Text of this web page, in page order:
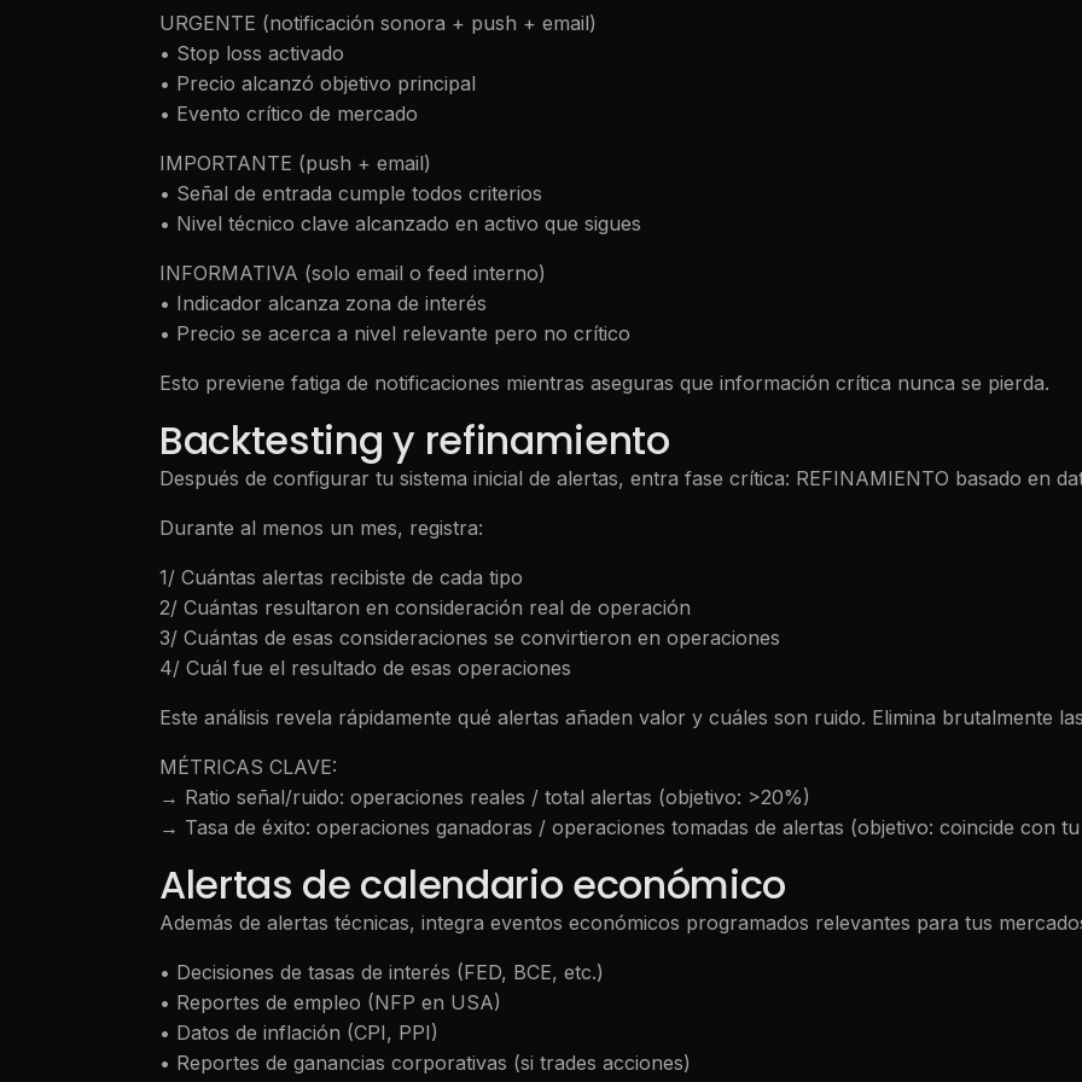
URGENTE (notificación sonora + push + email)
• Stop loss activado
• Precio alcanzó objetivo principal
• Evento crítico de mercado
IMPORTANTE (push + email)
• Señal de entrada cumple todos criterios
• Nivel técnico clave alcanzado en activo que sigues
INFORMATIVA (solo email o feed interno)
• Indicador alcanza zona de interés
• Precio se acerca a nivel relevante pero no crítico
Esto previene fatiga de notificaciones mientras aseguras que información crítica nunca se pierda.
Backtesting y refinamiento
Después de configurar tu sistema inicial de alertas, entra fase crítica: REFINAMIENTO basado en
Durante al menos un mes, registra:
1/ Cuántas alertas recibiste de cada tipo
2/ Cuántas resultaron en consideración real de operación
3/ Cuántas de esas consideraciones se convirtieron en operaciones
4/ Cuál fue el resultado de esas operaciones
Este análisis revela rápidamente qué alertas añaden valor y cuáles son ruido. Elimina brutalmente
MÉTRICAS CLAVE:
→ Ratio señal/ruido: operaciones reales / total alertas (objetivo: >20%)
→ Tasa de éxito: operaciones ganadoras / operaciones tomadas de alertas (objetivo: coincide con
Alertas de calendario económico
Además de alertas técnicas, integra eventos económicos programados relevantes para tus
• Decisiones de tasas de interés (FED, BCE, etc.)
• Reportes de empleo (NFP en USA)
• Datos de inflación (CPI, PPI)
• Reportes de ganancias corporativas (si trades acciones)